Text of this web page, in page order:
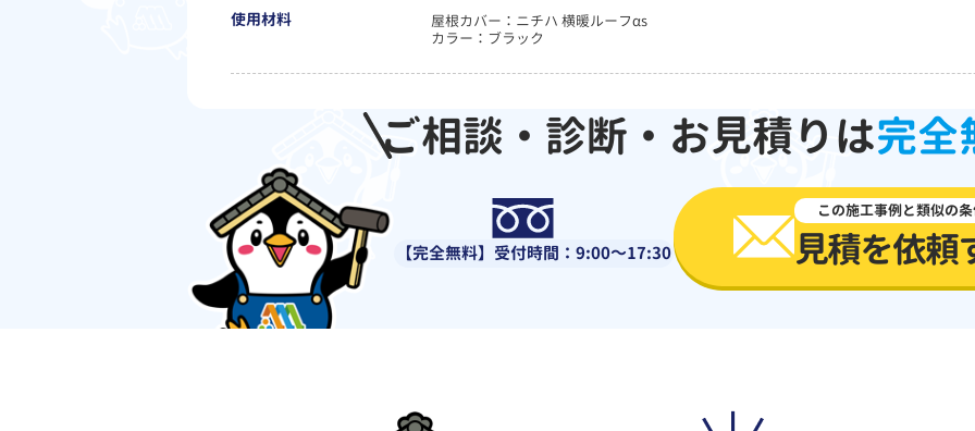
使用材料
屋根カバー：ニチハ 横暖ルーフαs
カラー：ブラック
ご相談・診断・お見積りは完全
【完全無料】受付時間：9:00～17:30
この施工事例と類似の
見積を依頼